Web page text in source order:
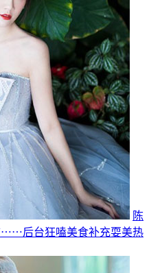
陈
后台狂嗑美食补充耍美热